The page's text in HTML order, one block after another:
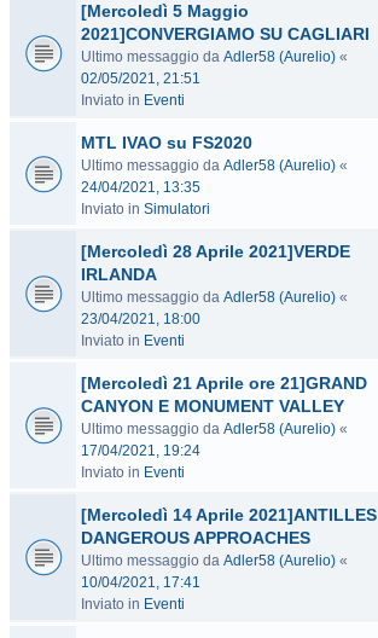
[Mercoledì 5 Maggio
2021]CONVERGIAMO SU CAGLIARI
Ultimo messaggio da Adler58 (Aurelio) «
02/05/2021, 21:51
Inviato in Eventi
MTL IVAO su FS2020
Ultimo messaggio da Adler58 (Aurelio) «
24/04/2021, 13:35
Inviato in Simulatori
[Mercoledì 28 Aprile 2021]VERDE
IRLANDA
Ultimo messaggio da Adler58 (Aurelio) «
23/04/2021, 18:00
Inviato in Eventi
[Mercoledì 21 Aprile ore 21]GRAND
CANYON E MONUMENT VALLEY
Ultimo messaggio da Adler58 (Aurelio) «
17/04/2021, 19:24
Inviato in Eventi
[Mercoledì 14 Aprile 2021]ANTILLES
DANGEROUS APPROACHES
Ultimo messaggio da Adler58 (Aurelio) «
10/04/2021, 17:41
Inviato in Eventi